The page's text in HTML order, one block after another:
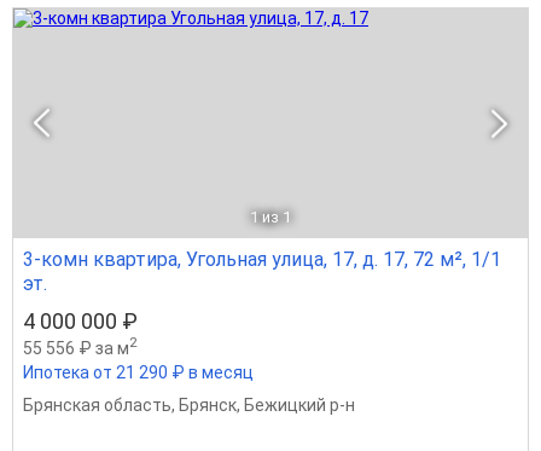
1 из 1
3-комн квартира, Угольная улица, 17, д. 17, 72 м², 1/1
эт.
4 000 000 ₽
55 556 ₽ за м2
Ипотека от 21 290 ₽ в месяц
Брянская область, Брянск, Бежицкий р-н